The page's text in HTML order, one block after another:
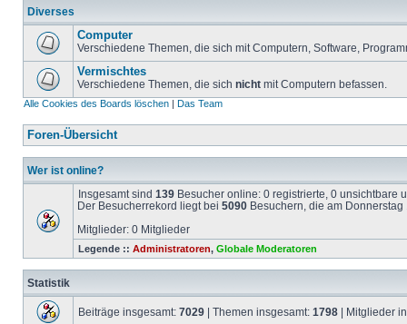
Diverses
Computer
Verschiedene Themen, die sich mit Computern, Software,
Vermischtes
Verschiedene Themen, die sich nicht mit Computern befassen.
Alle Cookies des Boards löschen | Das Team
Foren-Übersicht
Wer ist online?
Insgesamt sind 139 Besucher online: 0 registrierte, 0 unsichtbare
Der Besucherrekord liegt bei 5090 Besuchern, die am
Mitglieder: 0 Mitglieder
Legende :: Administratoren, Globale Moderatoren
Statistik
Beiträge insgesamt: 7029 | Themen insgesamt: 1798 | Mitglieder